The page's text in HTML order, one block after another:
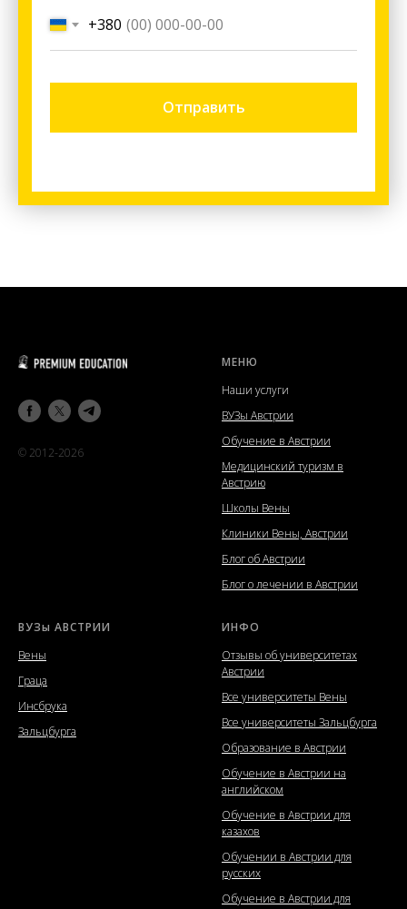
+380
Отправить
© 2012-2026
МЕНЮ
Наши услуги
ВУЗы Австрии
Обучение в Австрии
Медицинский туризм в
Австрию
Школы Вены
Клиники Вены, Австрии
Блог об Австрии
Блог о лечении в Австрии
ВУЗы АВСТРИИ
Вены
Граца
Инсбрука
Зальцбурга
ИНФО
Отзывы об университетах
Австрии
Все университеты Вены
Все университеты Зальцбурга
Образование в Австрии
Обучение в Австрии на
английском
Обучение в Австрии для
казахов
Обучении в Австрии для
русских
Обучение в Австрии для